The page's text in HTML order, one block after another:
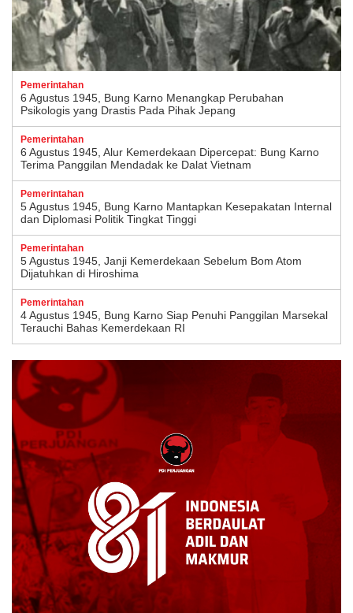
Pemerintahan
6 Agustus 1945, Bung Karno Menangkap Perubahan
Psikologis yang Drastis Pada Pihak Jepang
Pemerintahan
6 Agustus 1945, Alur Kemerdekaan Dipercepat: Bung Karno
Terima Panggilan Mendadak ke Dalat Vietnam
Pemerintahan
5 Agustus 1945, Bung Karno Mantapkan Kesepakatan Internal
dan Diplomasi Politik Tingkat Tinggi
Pemerintahan
5 Agustus 1945, Janji Kemerdekaan Sebelum Bom Atom
Dijatuhkan di Hiroshima
Pemerintahan
4 Agustus 1945, Bung Karno Siap Penuhi Panggilan Marsekal
Terauchi Bahas Kemerdekaan RI